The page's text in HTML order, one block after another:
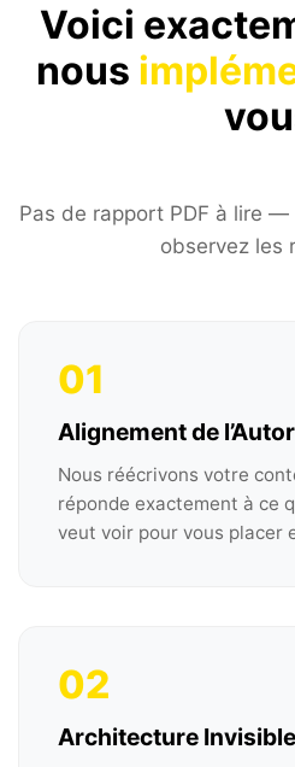
Voici
nous
Pas de rapport PDF à lire
observez les
01
Alignement de
Nous réécrivons votre
réponde exactement à ce
veut voir pour vous placer
02
Architecture Invisible